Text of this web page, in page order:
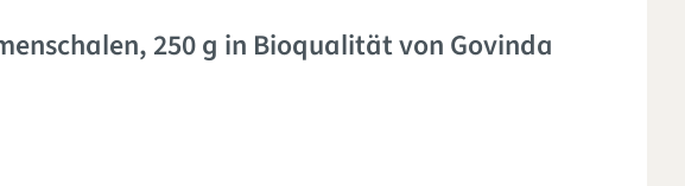
250 g in Bioqualität von Govinda